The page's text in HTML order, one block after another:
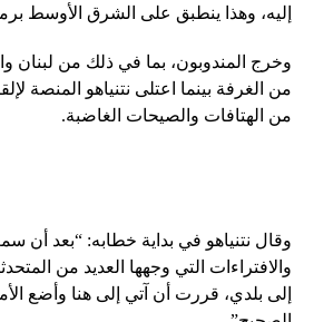
إليه، وهذا ينطبق على الشرق الأوسط
وخرج المندوبون، بما في ذلك من لبنان
من الغرفة بينما اعتلى نتنياهو المنصة
من الهتافات والصيحات الغاضبة.
وقال نتنياهو في بداية خطابه: “بعد أن
والافتراءات التي وجهها العديد من
إلى بلدي، قررت أن آتي إلى هنا وأضع